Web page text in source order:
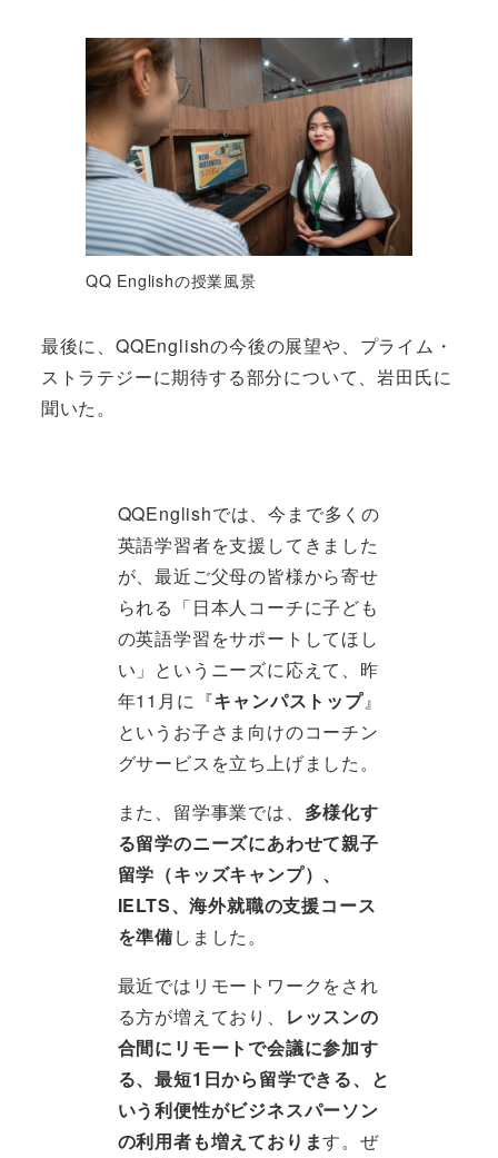
QQ Englishの授業風景
最後に、QQEnglishの今後の展望や、プライム・
ストラテジーに期待する部分について、岩田氏に
聞いた。
QQEnglishでは、今まで多くの
英語学習者を支援してきました
が、最近ご父母の皆様から寄せ
られる「日本人コーチに子ども
の英語学習をサポートしてほし
い」というニーズに応えて、昨
年11月に『キャンパストップ』
というお子さま向けのコーチン
グサービスを立ち上げました。
また、留学事業では、 多様化す
る留学のニーズにあわせて親子
留学（キッズキャンプ）、
IELTS、海外就職の支援コース
を準備しました。
最近ではリモートワークをされ
る方が増えており、 レッスンの
合間にリモートで会議に参加す
る、最短1日から留学できる、と
いう利便性がビジネスパーソン
の利用者も増えております。ぜ